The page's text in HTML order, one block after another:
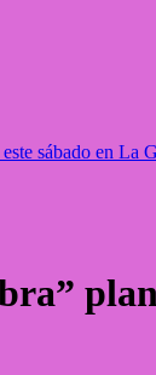
sábado en La